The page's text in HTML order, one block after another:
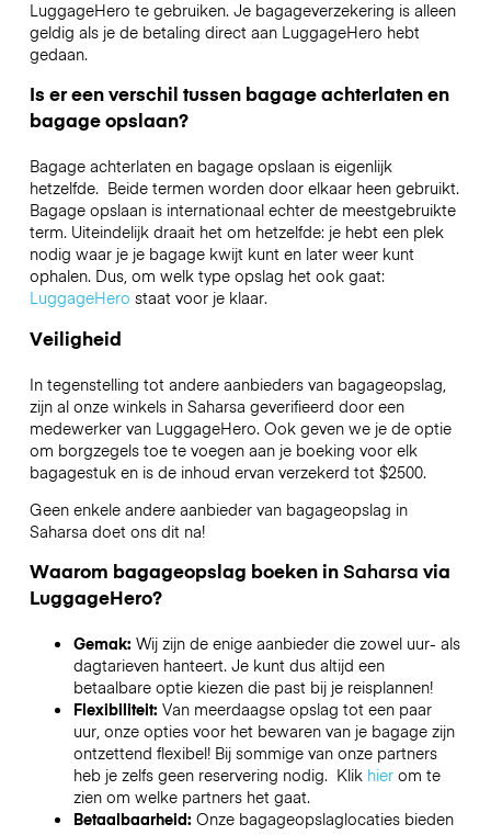
LuggageHero te gebruiken. Je bagageverzekering is alleen
geldig als je de betaling direct aan LuggageHero hebt
gedaan.
Is er een verschil tussen bagage achterlaten en
bagage opslaan?
Bagage achterlaten en bagage opslaan is eigenlijk
hetzelfde. Beide termen worden door elkaar heen gebruikt.
Bagage opslaan is internationaal echter de meestgebruikte
term. Uiteindelijk draait het om hetzelfde: je hebt een plek
nodig waar je je bagage kwijt kunt en later weer kunt
ophalen. Dus, om welk type opslag het ook gaat:
LuggageHero staat voor je klaar.
Veiligheid
In tegenstelling tot andere aanbieders van bagageopslag,
zijn al onze winkels in Saharsa geverifieerd door een
medewerker van LuggageHero. Ook geven we je de optie
om borgzegels toe te voegen aan je boeking voor elk
bagagestuk en is de inhoud ervan verzekerd tot $2500.
Geen enkele andere aanbieder van bagageopslag in
Saharsa doet ons dit na!
Waarom bagageopslag boeken inSaharsa via
LuggageHero?
Gemak: Wij zijn de enige aanbieder die zowel uur- als
dagtarieven hanteert. Je kunt dus altijd een
betaalbare optie kiezen die past bij je reisplannen!
Flexibiliteit: Van meerdaagse opslag tot een paar
uur, onze opties voor het bewaren van je bagage zijn
ontzettend flexibel! Bij sommige van onze partners
heb je zelfs geen reservering nodig. Klik hierom te
zien om welke partners het gaat.
Betaalbaarheid: Onze bagageopslaglocaties bieden